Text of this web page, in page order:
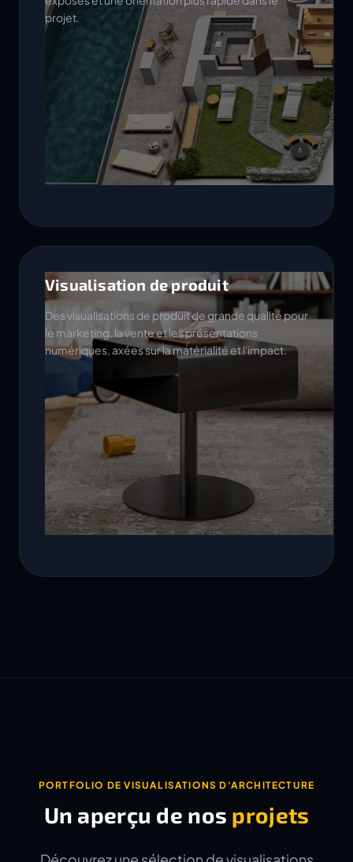
projet.
Visualisation de produit
Des visualisations de produit de grande qualité pour
le marketing, la vente et les présentations
numériques, axées sur la matérialité et l'impact.
PORTFOLIO DE VISUALISATIONS D'ARCHITECTURE
Un aperçu de nos projets